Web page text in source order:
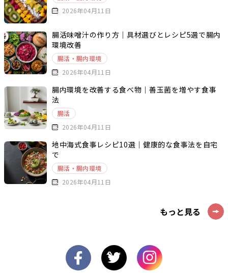
2026年04月11日
腸活味噌汁の作り方｜具材選びとレシピ5選で腸内
環境改善
腸活・腸内環境
2026年04月11日
腸内環境を改善する食べ物｜善玉菌を増やす食事
法
腸活
2026年04月11日
地中海式食事レシピ10選｜健康的な食事法を自宅
で
腸活・腸内環境
2026年04月11日
もっと見る